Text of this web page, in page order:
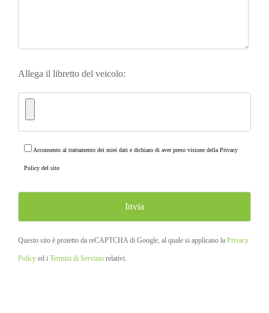
Allega il libretto del veicolo:
Acconsento al trattamento dei miei dati e dichiaro di aver preso visione dellaPrivacy
Policy del sito
Questo sito è protetto da reCAPTCHA di Google, al quale si applicano la Privacy
Policy ed i Termini di Servizio relativi.